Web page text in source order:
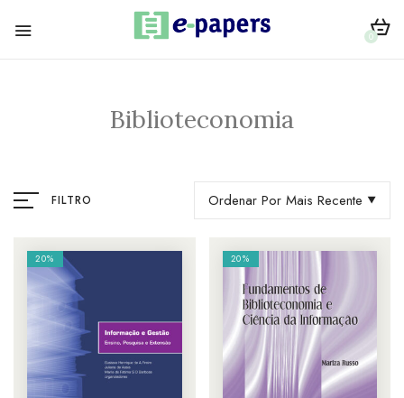
0
Biblioteconomia
FILTRO Ordenar Por Mais Recente
20% 20%